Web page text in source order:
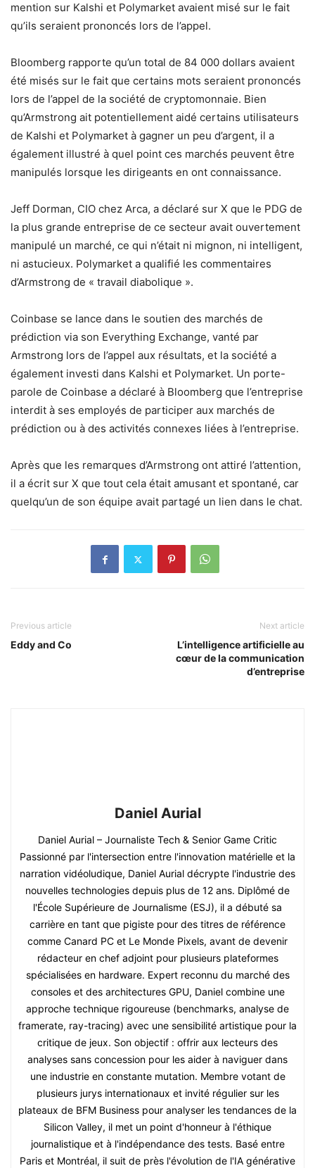
mention sur Kalshi et Polymarket avaient misé sur le fait
qu’ils seraient prononcés lors de l’appel.
Bloomberg rapporte qu’un total de 84 000 dollars avaient
été misés sur le fait que certains mots seraient prononcés
lors de l’appel de la société de cryptomonnaie. Bien
qu’Armstrong ait potentiellement aidé certains utilisateurs
de Kalshi et Polymarket à gagner un peu d’argent, il a
également illustré à quel point ces marchés peuvent être
manipulés lorsque les dirigeants en ont connaissance.
Jeff Dorman, CIO chez Arca, a déclaré sur X que le PDG de
la plus grande entreprise de ce secteur avait ouvertement
manipulé un marché, ce qui n’était ni mignon, ni intelligent,
ni astucieux. Polymarket a qualifié les commentaires
d’Armstrong de « travail diabolique ».
Coinbase se lance dans le soutien des marchés de
prédiction via son Everything Exchange, vanté par
Armstrong lors de l’appel aux résultats, et la société a
également investi dans Kalshi et Polymarket. Un porte-
parole de Coinbase a déclaré à Bloomberg que l’entreprise
interdit à ses employés de participer aux marchés de
prédiction ou à des activités connexes liées à l’entreprise.
Après que les remarques d’Armstrong ont attiré l’attention,
il a écrit sur X que tout cela était amusant et spontané, car
quelqu’un de son équipe avait partagé un lien dans le chat.
Previous article
Eddy and Co
Next article
L’intelligence artificielle au
cœur de la communication
d’entreprise
Daniel Aurial
Daniel Aurial – Journaliste Tech & Senior Game Critic
Passionné par l'intersection entre l'innovation matérielle et la
narration vidéoludique, Daniel Aurial décrypte l'industrie des
nouvelles technologies depuis plus de 12 ans. Diplômé de
l'École Supérieure de Journalisme (ESJ), il a débuté sa
carrière en tant que pigiste pour des titres de référence
comme Canard PC et Le Monde Pixels, avant de devenir
rédacteur en chef adjoint pour plusieurs plateformes
spécialisées en hardware. Expert reconnu du marché des
consoles et des architectures GPU, Daniel combine une
approche technique rigoureuse (benchmarks, analyse de
framerate, ray-tracing) avec une sensibilité artistique pour la
critique de jeux. Son objectif : offrir aux lecteurs des
analyses sans concession pour les aider à naviguer dans
une industrie en constante mutation. Membre votant de
plusieurs jurys internationaux et invité régulier sur les
plateaux de BFM Business pour analyser les tendances de la
Silicon Valley, il met un point d'honneur à l'éthique
journalistique et à l'indépendance des tests. Basé entre
Paris et Montréal, il suit de près l'évolution de l'IA générative